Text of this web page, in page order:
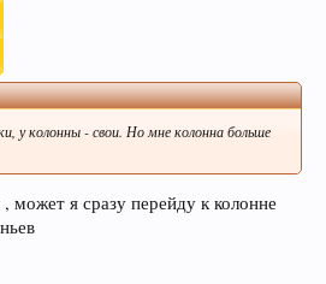
у колонны - свои. Но мне колонна больше
может я сразу перейду к колонне